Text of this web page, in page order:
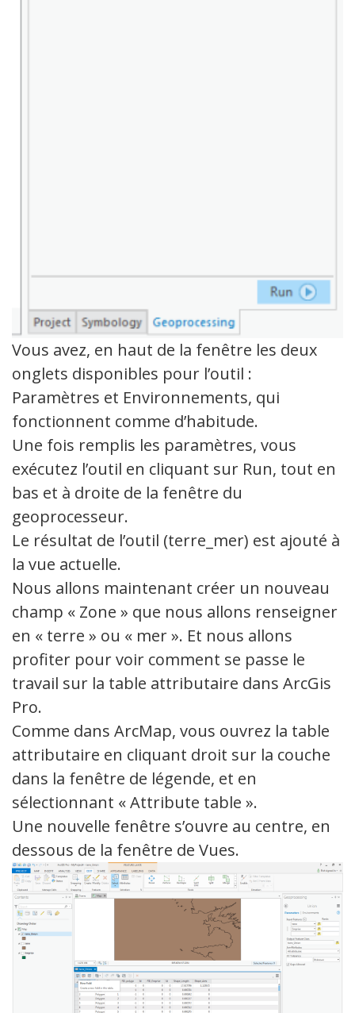
Vous avez, en haut de la fenêtre les deux
onglets disponibles pour l’outil :
Paramètres et Environnements, qui
fonctionnent comme d’habitude.
Une fois remplis les paramètres, vous
exécutez l’outil en cliquant sur Run, tout en
bas et à droite de la fenêtre du
geoprocesseur.
Le résultat de l’outil (terre_mer) est ajouté à
la vue actuelle.
Nous allons maintenant créer un nouveau
champ « Zone » que nous allons renseigner
en « terre » ou « mer ». Et nous allons
profiter pour voir comment se passe le
travail sur la table attributaire dans ArcGis
Pro.
Comme dans ArcMap, vous ouvrez la table
attributaire en cliquant droit sur la couche
dans la fenêtre de légende, et en
sélectionnant « Attribute table ».
Une nouvelle fenêtre s’ouvre au centre, en
dessous de la fenêtre de Vues.